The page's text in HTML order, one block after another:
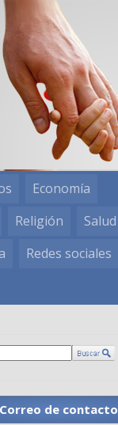
Economía
Religión
Salud
Redes sociales
Correo de contacto